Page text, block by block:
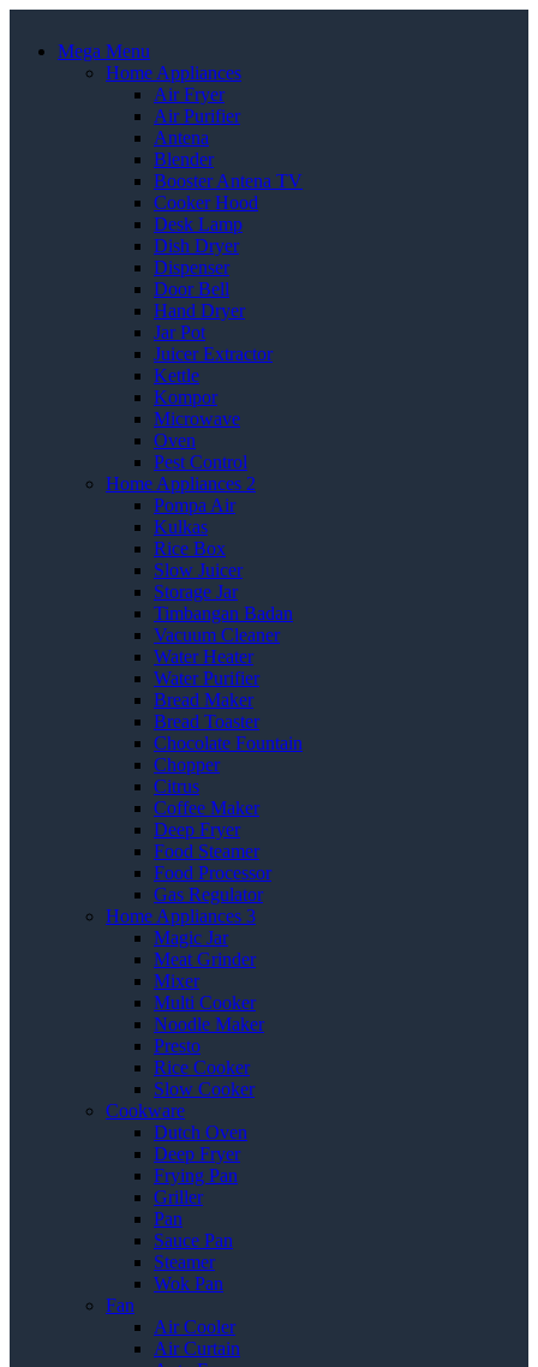
Mega Menu
Home Appliances
Air Fryer
Air Purifier
Antena
Blender
Booster Antena TV
Cooker Hood
Desk Lamp
Dish Dryer
Dispenser
Door Bell
Hand Dryer
Jar Pot
Juicer Extractor
Kettle
Kompor
Microwave
Oven
Pest Control
Home Appliances 2
Pompa Air
Kulkas
Rice Box
Slow Juicer
Storage Jar
Timbangan Badan
Vacuum Cleaner
Water Heater
Water Purifier
Bread Maker
Bread Toaster
Chocolate Fountain
Chopper
Citrus
Coffee Maker
Deep Fryer
Food Steamer
Food Processor
Gas Regulator
Home Appliances 3
Magic Jar
Meat Grinder
Mixer
Multi Cooker
Noodle Maker
Presto
Rice Cooker
Slow Cooker
Cookware
Dutch Oven
Deep Fryer
Frying Pan
Griller
Pan
Sauce Pan
Steamer
Wok Pan
Fan
Air Cooler
Air Curtain